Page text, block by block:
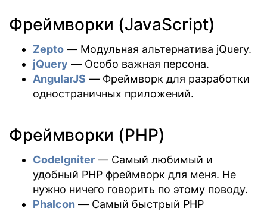
Фреймворки (JavaScript)
Zepto — Модульная альтернатива jQuery.
jQuery — Особо важная персона.
AngularJS — Фреймворк для разработки
одностраничных приложений.
Фреймворки (PHP)
CodeIgniter — Самый любимый и
удобный PHP фреймворк для меня. Не
нужно ничего говорить по этому поводу.
Phalcon — Самый быстрый PHP